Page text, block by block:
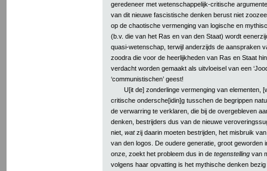
geredeneer met wetenschappelijk-critische
van dit nieuwe fascistische denken berust niet
op de chaotische vermenging van logische en
(b.v. die van het Ras en van den Staat) wordt
quasi-wetenschap, terwijl anderzijds de aanspraken
zoodra die voor de heerlijkheden van Ras en Staat
verdacht worden gemaakt als uitvloeisel van een
‘communistischen’ geest!
U[it de] zonderlinge vermenging van elementen,
critische ondersche[idin]g tusschen de begrippen
de verwarring te verklaren, die bij de overgebleven
denken, bestrijders dus van de nieuwe
niet, watzij daarin moeten bestrijden, het misbruik
van den logos. De oudere generatie, groot geworden
onze, zoekt het probleem dus in de tegenstelling van
volgens haar opvatting is het mythische denken